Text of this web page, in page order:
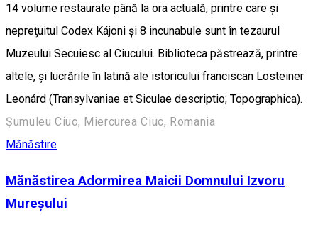
14 volume restaurate până la ora actuală, printre care şi
nepreţuitul Codex Kájoni şi 8 incunabule sunt în tezaurul
Muzeului Secuiesc al Ciucului. Biblioteca păstrează, printre
altele, şi lucrările în latină ale istoricului franciscan Losteiner
Leonárd (Transylvaniae et Siculae descriptio; Topographica).
Șumuleu Ciuc, Miercurea Ciuc, Romania
Mănăstire
Mănăstirea Adormirea Maicii Domnului Izvoru
Mureșului